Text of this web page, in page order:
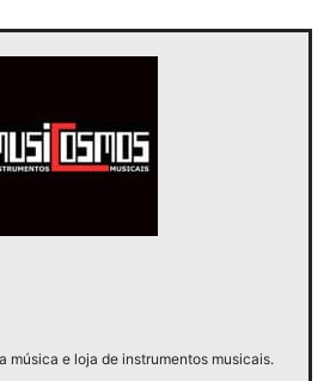
música e loja de instrumentos musicais.